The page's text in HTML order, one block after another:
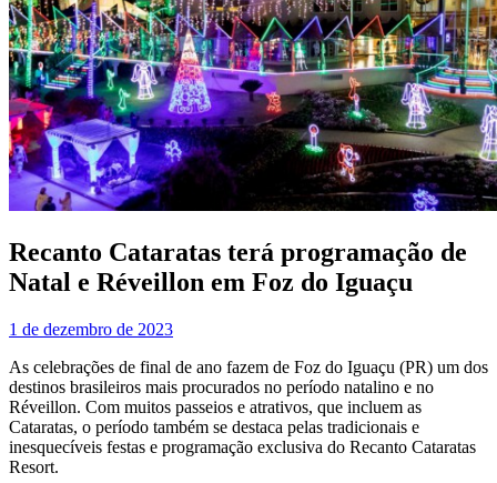
Recanto Cataratas terá programação de
Natal e Réveillon em Foz do Iguaçu
1 de dezembro de 2023
As celebrações de final de ano fazem de Foz do Iguaçu (PR) um dos
destinos brasileiros mais procurados no período natalino e no
Réveillon. Com muitos passeios e atrativos, que incluem as
Cataratas, o período também se destaca pelas tradicionais e
inesquecíveis festas e programação exclusiva do Recanto Cataratas
Resort.